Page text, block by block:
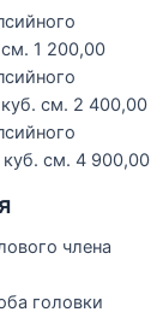
1 200,00
см. 2 400,00
см. 4 900,00
члена
головки